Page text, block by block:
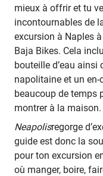
mieux à offrir et tu
incontournables de
excursion à Naples
Baja Bikes. Cela
bouteille d’eau ainsi
napolitaine et un
beaucoup de temps
montrer à la maison.
Neapolisregorge
guide est donc la
pour ton excursion
où manger, boire,